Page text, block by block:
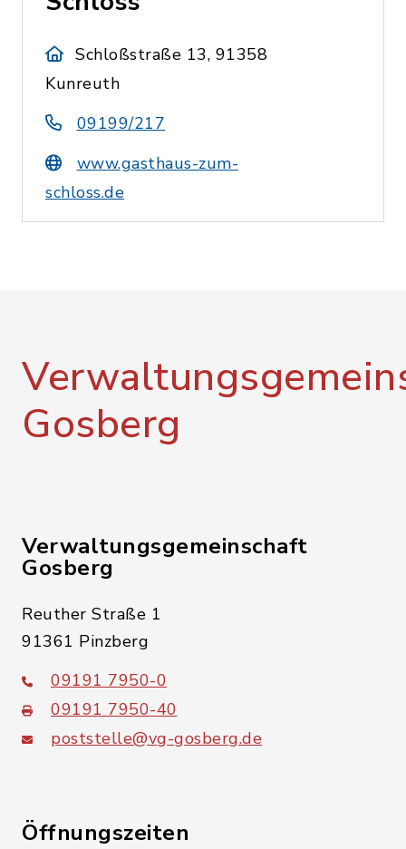
Schloßstraße 13, 91358
Kunreuth
09199/217
www.gasthaus-zum-
schloss.de
Gosberg
Verwaltungsgemeinschaft
Gosberg
Reuther Straße 1
91361 Pinzberg
09191 7950-0
09191 7950-40
poststelle@vg-gosberg.de
Öffnungszeiten